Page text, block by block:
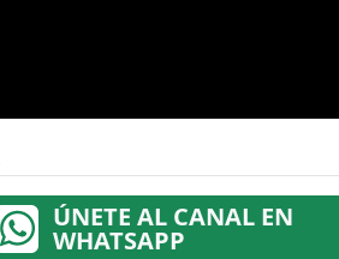
ÚNETE AL CANAL EN
WHATSAPP